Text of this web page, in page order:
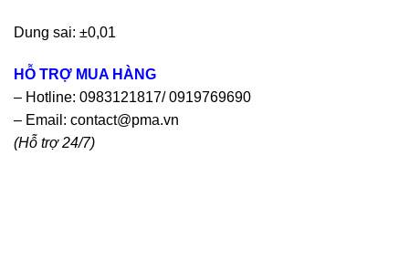
Dung sai: ±0,01
HỖ TRỢ MUA HÀNG
– Hotline: 0983121817/ 0919769690
– Email: contact@pma.vn
(Hỗ trợ 24/7)